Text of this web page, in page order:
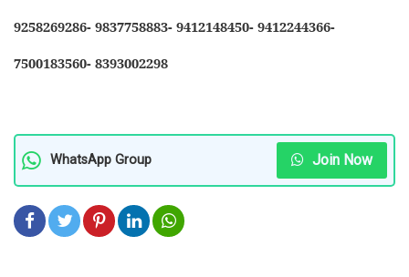
9258269286- 9837758883- 9412148450- 9412244366-
7500183560- 8393002298
WhatsApp Group Join Now